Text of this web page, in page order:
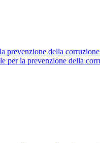
prevenzione della
per la prevenzione della